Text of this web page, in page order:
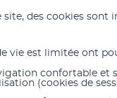
site, des cookies sont
vie est limitée ont
confortable et
(cookies de